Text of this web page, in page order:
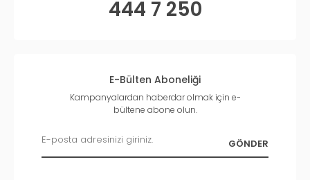
444 7 250
E-Bülten Aboneliği
Kampanyalardan haberdar olmak için e-
bültene abone olun.